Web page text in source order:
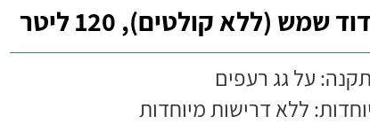
שמש (ללא קולטים), 120 ליטר
על גג רעפים
ללא דרישות מיוחדות